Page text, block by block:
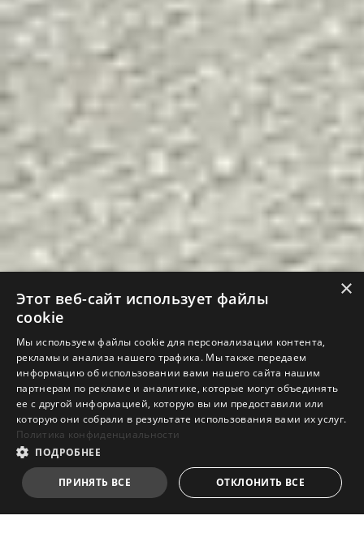
×
Этот веб-сайт использует файлы
cookie
Мы используем файлы cookie для персонализации контента,
рекламы и анализа нашего трафика. Мы также передаем
информацию об использовании вами нашего сайта нашим
партнерам по рекламе и аналитике, которые могут объединять
ее с другой информацией, которую вы им предоставили или
которую они собрали в результате использования вами их услуг.
Политика конфиденциальности
ПОДРОБНЕЕ
ПРИНЯТЬ ВСЕ ОТКЛОНИТЬ ВСЕ